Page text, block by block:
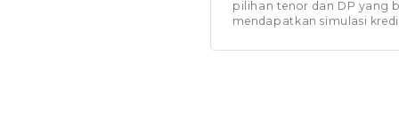
pilihan tenor dan DP yang
mendapatkan simulasi